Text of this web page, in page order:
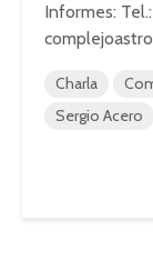
Informes:
Charla
Sergio Acero